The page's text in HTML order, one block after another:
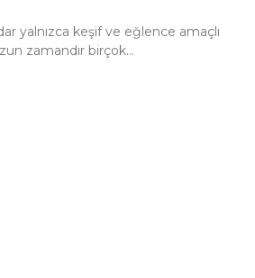
yalnızca keşif ve eğlence amaçlı
zamandır birçok...